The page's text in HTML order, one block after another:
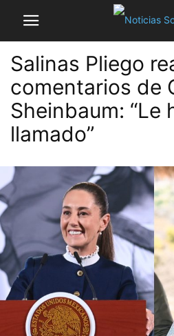
Salinas Pliego
comentarios de
Sheinbaum: “Le
llamado”